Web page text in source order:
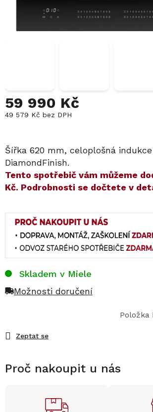
59 990 Kč
49 579 Kč bez DPH
Šířka 620 mm, celoplošná
DiamondFinish.
​​Tento spotřebič vám můžeme
Kč. Podrobnosti se dočtete v
Zeptat se
Skladem v Miele
Možnosti doručení
Proč nakoupit u nás